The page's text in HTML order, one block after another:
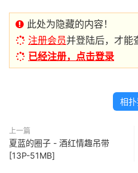
此处为隐藏的内容！
注册会员并登陆后，才能
已经注册，点击登录
相
上一篇
夏蓝的圈子 - 酒红情趣吊带
[13P-51MB]